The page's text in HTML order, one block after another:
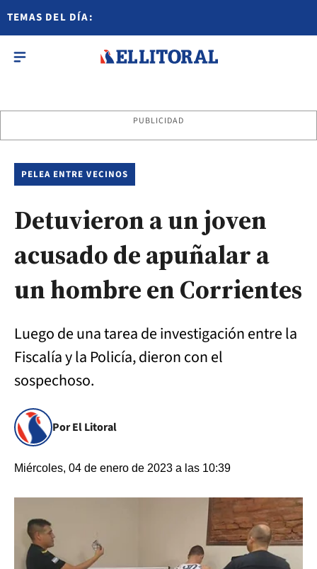
TEMAS DEL DÍA:
PUBLICIDAD
PELEA ENTRE VECINOS
Detuvieron a un joven
acusado de apuñalar a
un hombre en Corrientes
Luego de una tarea de investigación entre la
Fiscalía y la Policía, dieron con el
sospechoso.
Por El Litoral
Miércoles, 04 de enero de 2023 a las 10:39